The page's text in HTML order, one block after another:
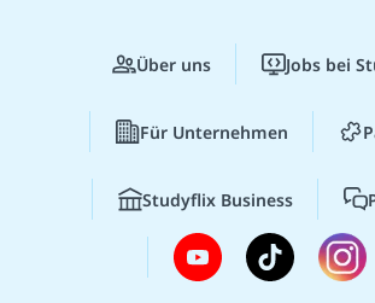
Über uns Jobs bei
Für Unternehmen
Studyflix Business